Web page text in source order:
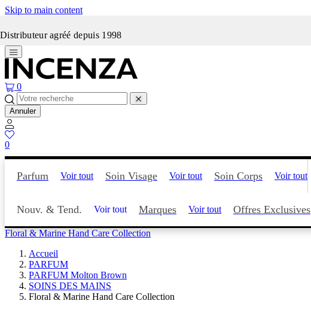
Skip to main content
Distributeur agréé depuis 1998Incenza fait peau neuve
0
Annuler
0
Parfum Voir tout Soin Visage Voir tout Soin Corps Voir tout
Nouv. & Tend. Voir tout Marques Voir tout Offres Exclusives
Floral & Marine Hand Care Collection
Accueil
PARFUM
PARFUM Molton Brown
SOINS DES MAINS
Floral & Marine Hand Care Collection